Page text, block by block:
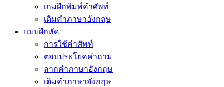
เกมฝึกพิมพ์คำศัพท์
เติมคำภาษาอังกฤษ
แบบฝึกหัด
การใช้คำศัพท์
ตอบประโยคคำถาม
ลากคำภาษาอังกฤษ
เติมคำภาษาอังกฤษ